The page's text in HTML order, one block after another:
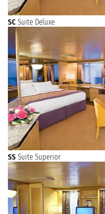
SC Suite Deluxe
SS Suite Superior